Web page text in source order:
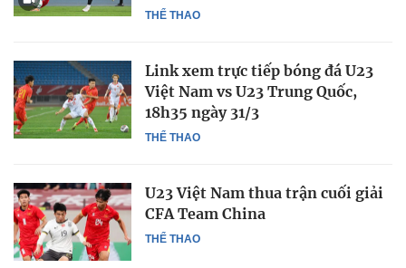
THỂ THAO
THỂ THAO
Link xem trực tiếp bóng đá U23
Việt Nam vs U23 Trung Quốc,
18h35 ngày 31/3
THỂ THAO
U23 Việt Nam thua trận cuối giải
CFA Team China